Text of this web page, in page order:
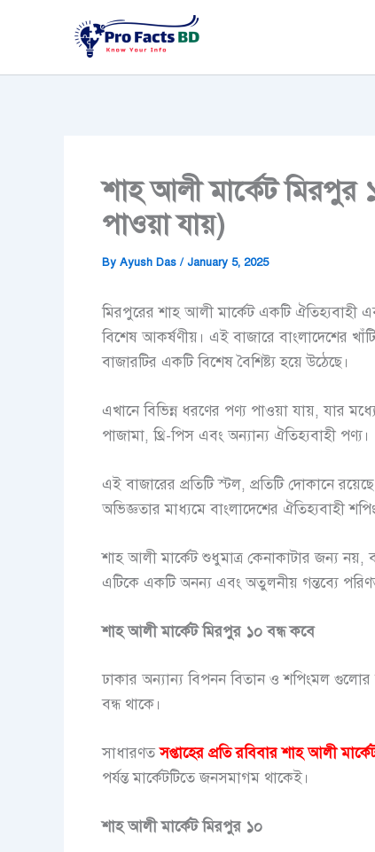
শাহ আলী মার্কেট
পাওয়া যায়)
By Ayush Das /January 5, 2025
মিরপুরের শাহ আলী মার্কেট একটি ঐতিহ্যবাহী
বিশেষ আকর্ষণীয়। এই বাজারে বাংলাদেশের
বাজারটির একটি বিশেষ বৈশিষ্ট্য হয়ে উঠেছে।
এখানে বিভিন্ন ধরণের পণ্য পাওয়া যায়, যার
পাজামা, থ্রি-পিস এবং অন্যান্য ঐতিহ্যবাহী পণ্য।
এই বাজারের প্রতিটি স্টল, প্রতিটি দোকানে
অভিজ্ঞতার মাধ্যমে বাংলাদেশের ঐতিহ্যবাহী
শাহ আলী মার্কেট শুধুমাত্র কেনাকাটার জন্য নয়,
এটিকে একটি অনন্য এবং অতুলনীয় গন্তব্যে
শাহ আলী মার্কেট মিরপুর ১০ বন্ধ কবে
ঢাকার অন্যান্য বিপনন বিতান ও শপিংমল গুলোর
বন্ধ থাকে।
সাধারণতসপ্তাহের প্রতি রবিবার শাহ আলী
পর্যন্ত মার্কেটটিতে জনসমাগম থাকেই।
শাহ আলী মার্কেট মিরপুর ১০